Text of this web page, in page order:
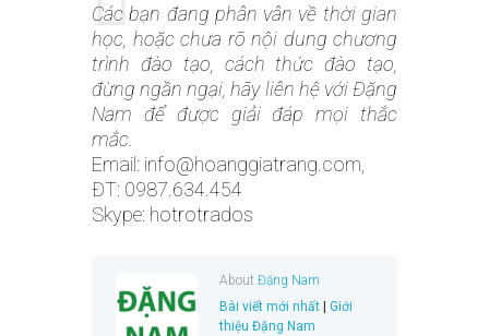
Các bạn đang phân vân về thời gian
học, hoặc chưa rõ nội dung chương
trình đào tạo, cách thức đào tạo,
đừng ngần ngại, hãy liên hệ với Đặng
Nam để được giải đáp mọi thắc
mắc.
Email: info@hoanggiatrang.com,
ĐT: 0987.634.454
Skype: hotrotrados
AboutĐặng Nam
Bài viết mới nhất |Giới
thiệu Đặng Nam